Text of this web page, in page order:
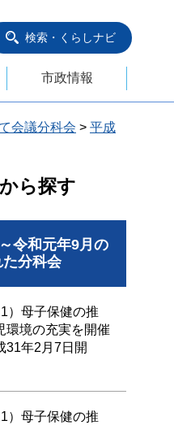
検索・くらしナビ
市政情報
会議分科会 > 平成
ら探す
令和元年9月の
た分科会
）母子保健の推
環境の充実を開催
31年2月7日開
）母子保健の推